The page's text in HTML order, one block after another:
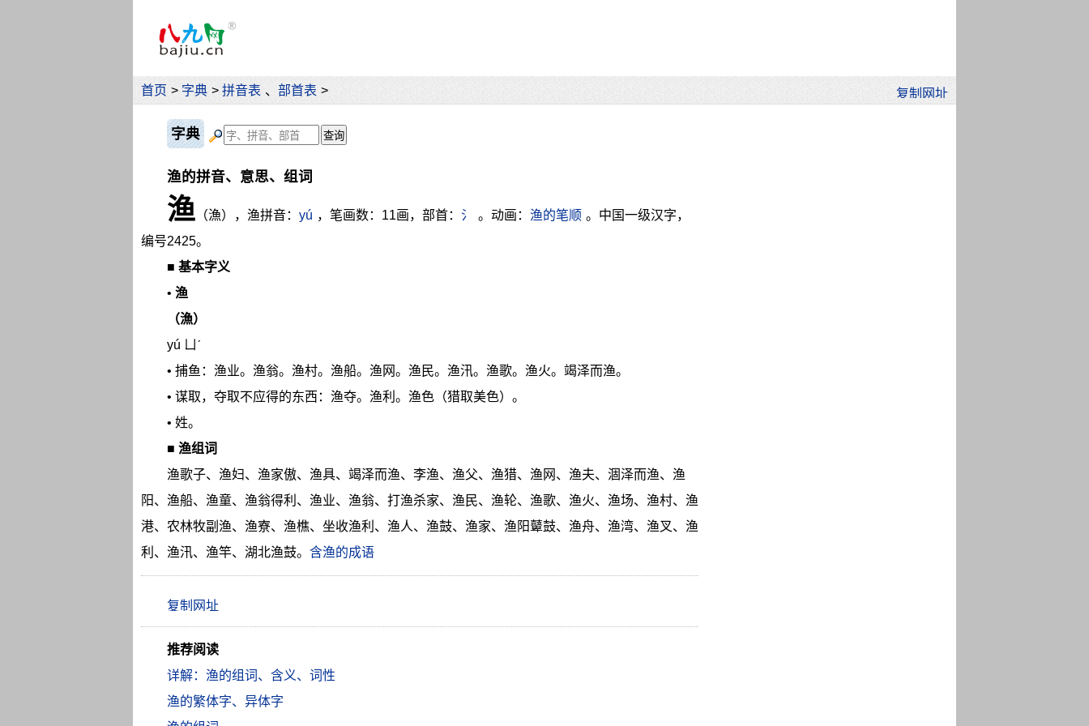
首页 > 字典 > 拼音表 、 部首表 >
字典
渔的拼音、意思、组词
渔 （漁），渔拼音： yú ，笔画数：11画，部首： 氵 。动画： 渔的笔顺 。中国一级汉字，
编号2425。
■ 基本字义
• 渔
（漁）
yú ㄩˊ
• 捕鱼：渔业。渔翁。渔村。渔船。渔网。渔民。渔汛。渔歌。渔火。竭泽而渔。
• 谋取，夺取不应得的东西：渔夺。渔利。渔色（猎取美色）。
• 姓。
■ 渔组词
渔歌子、渔妇、渔家傲、渔具、竭泽而渔、李渔、渔父、渔猎、渔网、渔夫、涸泽而渔、渔
阳、渔船、渔童、渔翁得利、渔业、渔翁、打渔杀家、渔民、渔轮、渔歌、渔火、渔场、渔村、渔
港、农林牧副渔、渔寮、渔樵、坐收渔利、渔人、渔鼓、渔家、渔阳鼙鼓、渔舟、渔湾、渔叉、渔
利、渔汛、渔竿、湖北渔鼓。 含渔的成语
推荐阅读
详解：渔的组词、含义、词性
渔的繁体字、异体字